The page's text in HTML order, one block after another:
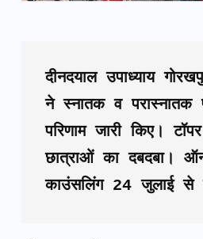
दीनदयाल उपाध्याय
ने स्नातक व परास्नातक
परिणाम जारी किए।
छात्राओं का दबदबा।
काउंसलिंग 24 जुलाई से